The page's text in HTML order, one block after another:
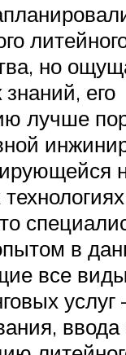
но
знаний, его
лучше
в
все виды
услуг
ввода